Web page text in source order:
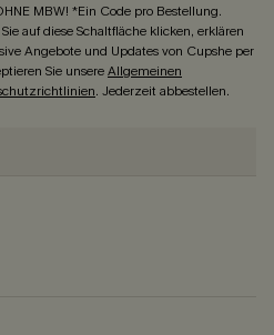
MBW! *Ein Code pro Bestellung.
auf diese Schaltfläche klicken, erklären
Angebote und Updates von Cupshe per
Sie unsereAllgemeinen
. Jederzeit abbestellen.